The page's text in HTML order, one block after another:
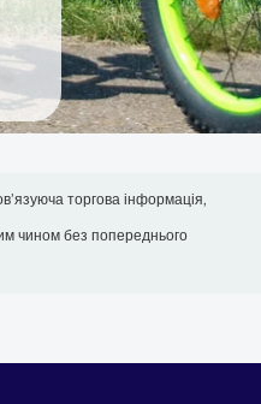
торгова інформація,
чином без попереднього